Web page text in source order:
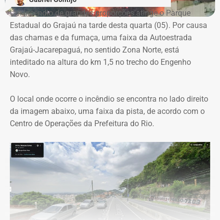
empresas concorrentes, além de falhas na elaboração do
termo de referência.
Outro ponto que chamou a atenção dos técnicos foi a
ausência de critérios objetivos para justificar a
contratação da equipe prevista. Em uma das fases do
projeto, o contrato estimava a atuação de 76
superior a R$ 28 mil. Em alguns casos, como o de
consultores especializados, os valores chegavam a quase
R$ 75 mil por profissional, sem que houvesse justificativa
Serviços pagos teriam reaproveitado
dados já existentes
O relatório também questiona a efetiva entrega dos
Um incêndio de grandes proporções atinge o Parque
Estadual do Grajaú na tarde desta quarta (05). Por causa
das chamas e da fumaça, uma faixa da Autoestrada
Grajaú-Jacarepaguá, no sentido Zona Norte, está
inteditado na altura do km 1,5 no trecho do Engenho
Novo.
O local onde ocorre o incêndio se encontra no lado direito
da imagem abaixo, uma faixa da pista, de acordo com o
Centro de Operações da Prefeitura do Rio.